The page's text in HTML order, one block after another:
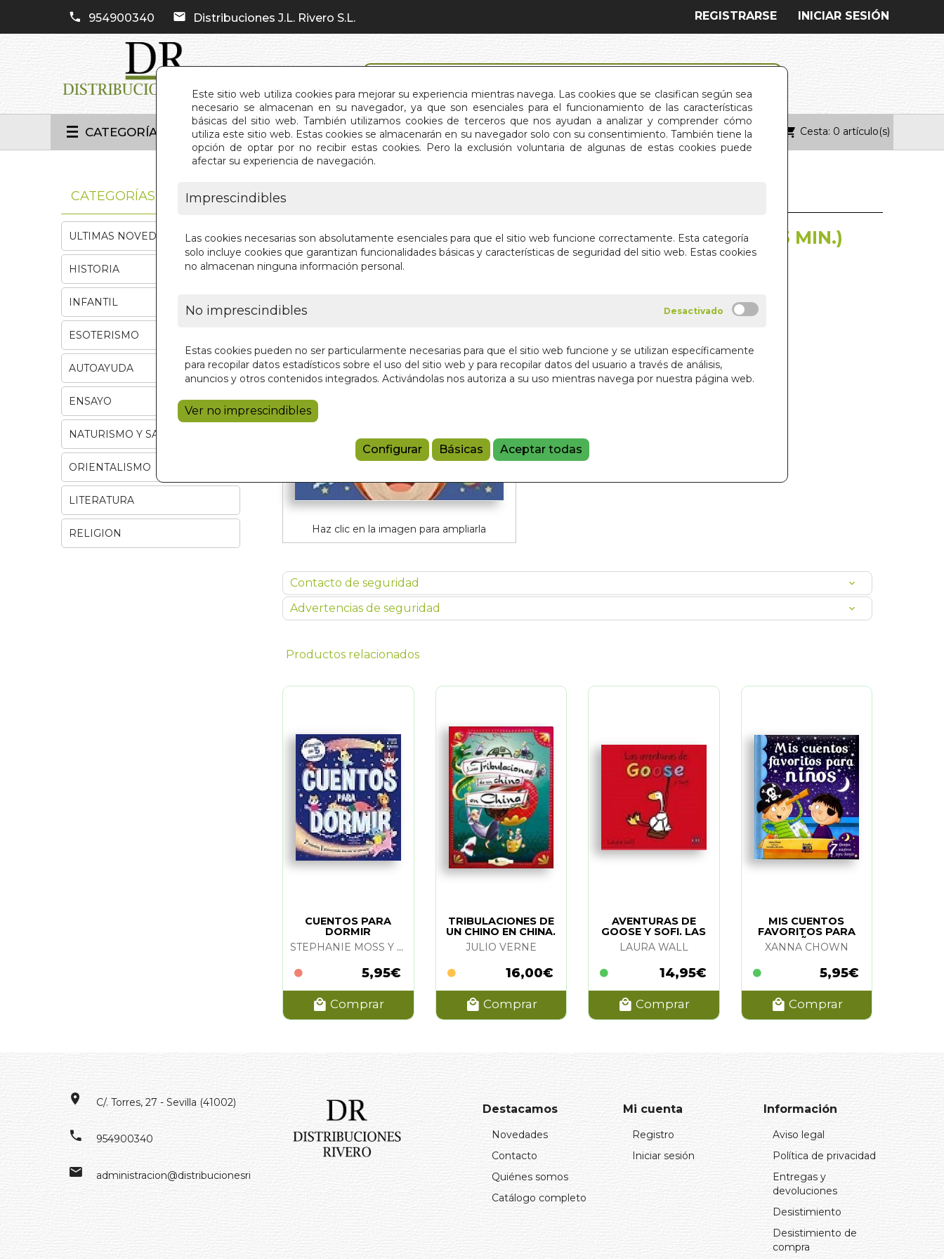
Este sitio web utiliza cookies para mejorar su experiencia mientras navega. Las cookies que se clasifican según sea
necesario se almacenan en su navegador, ya que son esenciales para el funcionamiento de las características
básicas del sitio web. También utilizamos cookies de terceros que nos ayudan a analizar y comprender cómo
utiliza este sitio web. Estas cookies se almacenarán en su navegador solo con su consentimiento. También tiene la
opción de optar por no recibir estas cookies. Pero la exclusión voluntaria de algunas de estas cookies puede
afectar su experiencia de navegación.
Imprescindibles
Las cookies necesarias son absolutamente esenciales para que el sitio web funcione correctamente. Esta categoría
solo incluye cookies que garantizan funcionalidades básicas y características de seguridad del sitio web. Estas cookies
no almacenan ninguna información personal.
No imprescindibles
Estas cookies pueden no ser particularmente necesarias para que el sitio web funcione y se utilizan específicamente
para recopilar datos estadísticos sobre el uso del sitio web y para recopilar datos del usuario a través de análisis,
anuncios y otros contenidos integrados. Activándolas nos autoriza a su uso mientras navega por nuestra página web.
Ver no imprescindibles
Configurar Básicas Aceptar todas
954900340 Distribuciones J.L. Rivero S.L. INICIAR SESIÓN
REGISTRARSE
CATEGORÍAS INICIO QUIÉNES SOMOS CONTACTO Cesta: 0 artículo(s)
Haz clic en la imagen para ampliarla
DIVERTIDAS HISTORIAS (5 MIN.)
VV.AA.
Añadir a la cesta
Contacto de seguridad
Advertencias de seguridad
Productos relacionados
CUENTOS PARA
DORMIR
STEPHANIE MOSS Y JUNISSA BIANDA
5,95€
Comprar
TRIBULACIONES DE
UN CHINO EN CHINA.
LAS
JULIO VERNE
16,00€
Comprar
AVENTURAS DE
GOOSE Y SOFI. LAS
LAURA WALL
14,95€
Comprar
MIS CUENTOS
FAVORITOS PARA
NIÑOS
XANNA CHOWN
5,95€
Comprar
CATEGORÍAS
ULTIMAS NOVEDADES
HISTORIA
INFANTIL
ESOTERISMO
AUTOAYUDA
ENSAYO
NATURISMO Y SALUD
ORIENTALISMO
LITERATURA
RELIGION
C/. Torres, 27 - Sevilla (41002)
954900340
administracion@distribucionesrivero.es
Destacamos
Novedades
Contacto
Quiénes somos
Catálogo completo
Mi cuenta
Registro
Iniciar sesión
Información
Aviso legal
Política de privacidad
Entregas y
devoluciones
Desistimiento
Desistimiento de
compra